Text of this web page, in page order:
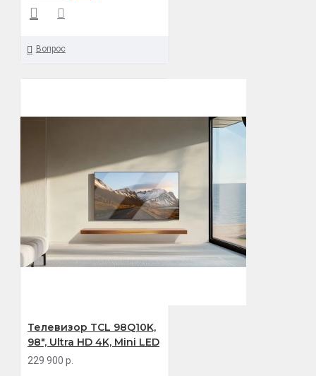
Вопрос
Телевизор TCL 98Q10K,
98", Ultra HD 4K, Mini LED
229 900 р.